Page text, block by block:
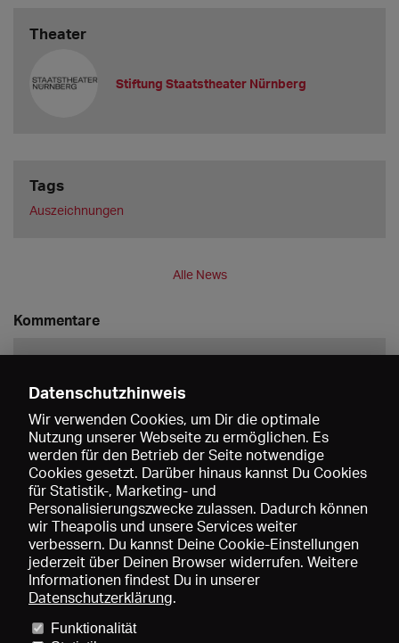
Theater
Stiftung Staatstheater Nürnberg
Tags
Auszeichnungen
Alle News
Kommentare
Speichern
Datenschutzhinweis
Wir verwenden Cookies, um Dir die optimale
Nutzung unserer Webseite zu ermöglichen. Es
werden für den Betrieb der Seite notwendige
Cookies gesetzt. Darüber hinaus kannst Du Cookies
für Statistik-, Marketing- und
Personalisierungszwecke zulassen. Dadurch können
wir Theapolis und unsere Services weiter
verbessern. Du kannst Deine Cookie-Einstellungen
jederzeit über Deinen Browser widerrufen. Weitere
Informationen findest Du in unserer
Datenschutzerklärung.
Funktionalität